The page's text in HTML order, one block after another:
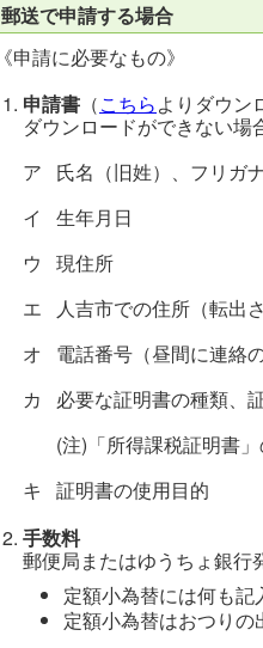
郵送で申請する場合
《申請に必要なもの》
申請書 （こちらよりダウン
ダウンロードができない場
ア 氏名（旧姓）、フリガ
イ 生年月日
ウ 現住所
エ 人吉市での住所（転出
オ 電話番号（昼間に連絡
カ 必要な証明書の種類、
(注)「所得課税証明書」
キ 証明書の使用目的
手数料
郵便局またはゆうちょ銀行
定額小為替には何も記
定額小為替はおつりの